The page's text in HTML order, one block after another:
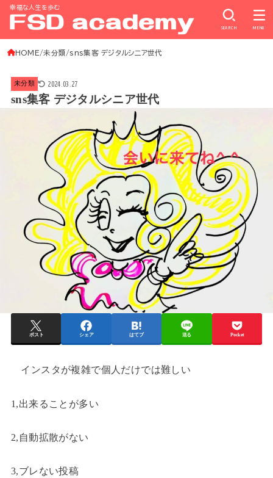
幸福な人生を歩む
SEARCH MENU
HOME 未分類 sns集客 デジタルシニア世代
未分類 2024.03.27
sns集客 デジタルシニア世代
ポスト シェア はてブ 送る Pocket
インスタが複雑で個人だけでは難しい
1,出来ることが多い
2,自動拡散がない
3,ブレない投稿